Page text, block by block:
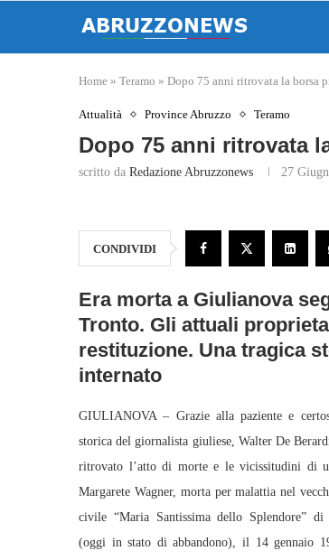
Home » Teramo » Dopo 75 anni ritrovata la borsa
Attualità Province Abruzzo Teramo
Dopo 75 anni ritrovata
scritto da Redazione Abruzzonews 27
CONDIVIDI
Era morta a Giulianova
Tronto. Gli attuali
restituzione. Una tragica
internato
GIULIANOVA – Grazie alla paziente e
storica del giornalista giuliese, Walter De
ritrovato l’atto di morte e le vicissitudini di
Margarete Wagner, morta per malattia nel
civile “Maria Santissima dello Splendore” di
(oggi in stato di abbandono), il 14 gennaio